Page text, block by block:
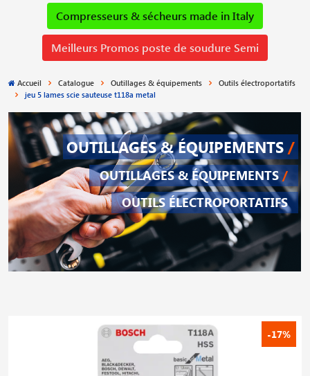
Compresseurs & sécheurs made in Italy
Meilleurs Promos poste de soudure Semi
Accueil Catalogue Outillages & équipements
Outils électroportatifs
jeu 5 lames scie sauteuse t118a metal
OUTILLAGES & ÉQUIPEMENTS /
OUTILLAGES & ÉQUIPEMENTS /
OUTILS ÉLECTROPORTATIFS
-17%